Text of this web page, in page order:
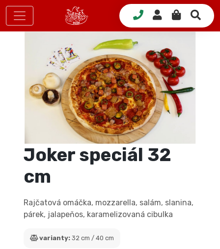
Joker speciál 32
cm
Rajčatová omáčka, mozzarella, salám, slanina,
párek, jalapeňos, karamelizovaná cibulka
varianty: 32 cm / 40 cm